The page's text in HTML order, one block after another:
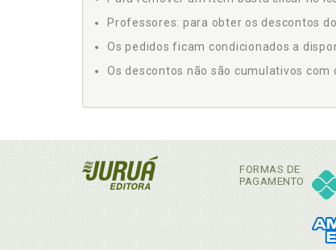
Professores: para obter os descontos
Os pedidos ficam condicionados a
Os descontos não são cumulativos com
FORMAS DE
PAGAMENTO